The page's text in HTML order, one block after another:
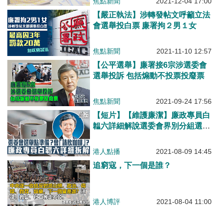
【嚴正執法】涉轉發帖文呼籲立法
會選舉投白票 廉署拘２男１女
焦點新聞 2021-11-10 12:57
【公平選舉】廉署接6宗涉選委會
選舉投訴 包括煽動不投票投廢票
焦點新聞 2021-09-24 17:56
【短片】【維護廉潔】廉政專員​白
韞六詳細解說選委會界別分組選舉
育、12月立會選舉挑戰大、又笑談
港人點播 2021-08-09 14:45
追窮寇，下一個是誰？
港人博評 2021-08-04 11:00